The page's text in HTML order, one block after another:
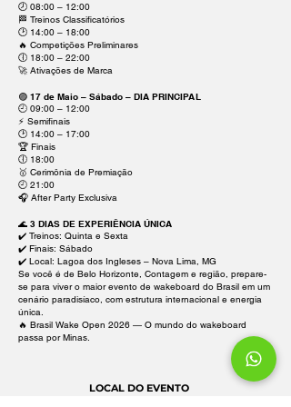
🕗 08:00 – 12:00
🏁 Treinos Classificatórios
🕑 14:00 – 18:00
🔥 Competições Preliminares
🕕 18:00 – 22:00
🚀 Ativações de Marca
🟣 17 de Maio – Sábado – DIA PRINCIPAL
🕘 09:00 – 12:00
⚡ Semifinais
🕑 14:00 – 17:00
🏆 Finais
🕕 18:00
🥇 Cerimônia de Premiação
🕘 21:00
🎧 After Party Exclusiva
🌊 3 DIAS DE EXPERIÊNCIA ÚNICA
✔️ Treinos: Quinta e Sexta
✔️ Finais: Sábado
✔️ Local: Lagoa dos Ingleses – Nova Lima, MG
Se você é de Belo Horizonte, Contagem e região, prepare-
se para viver o maior evento de wakeboard do Brasil em um
cenário paradisíaco, com estrutura internacional e energia
única.
🔥 Brasil Wake Open 2026 — O mundo do wakeboard
passa por Minas.
LOCAL DO EVENTO